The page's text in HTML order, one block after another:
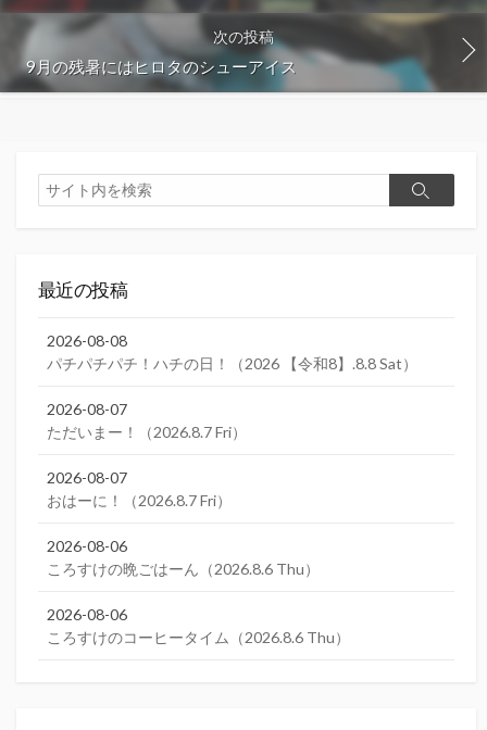
次の投稿
9月の残暑にはヒロタのシューアイス
検
索
検
最近の投稿
2026-08-08
パチパチパチ！ハチの日！（2026 【令和8】.8.8 Sat）
2026-08-07
ただいまー！（2026.8.7 Fri）
2026-08-07
おはーに！（2026.8.7 Fri）
2026-08-06
ころすけの晩ごはーん（2026.8.6 Thu）
2026-08-06
ころすけのコーヒータイム（2026.8.6 Thu）